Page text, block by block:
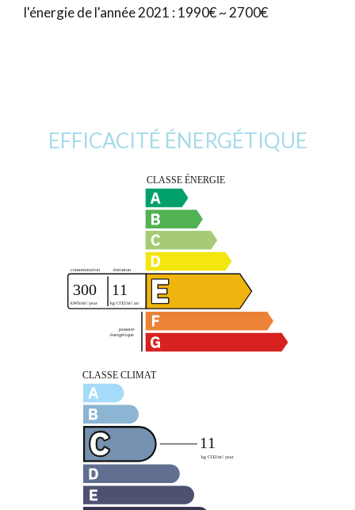
l'énergie de l'année 2021 : 1990€ ~ 2700€
EFFICACITÉ ÉNERGÉTIQUE